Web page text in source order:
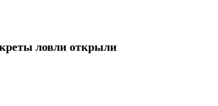
ловли открыли